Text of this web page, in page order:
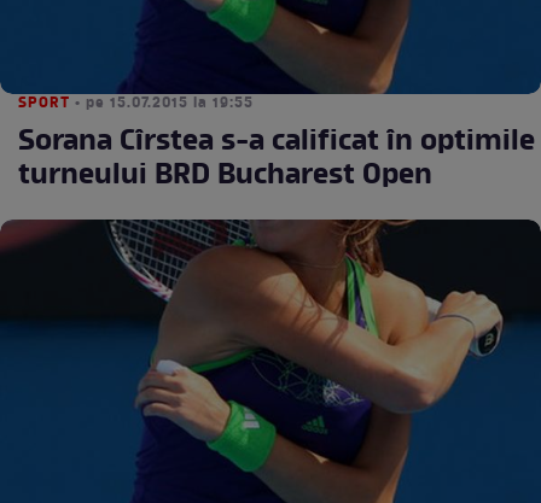
SPORT • pe 15.07.2015 la 19:55
Sorana Cîrstea s-a calificat în optimile
turneului BRD Bucharest Open